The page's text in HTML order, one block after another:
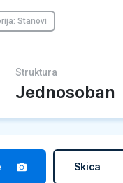
Stanovi
Struktura
Jednosoban
Skica